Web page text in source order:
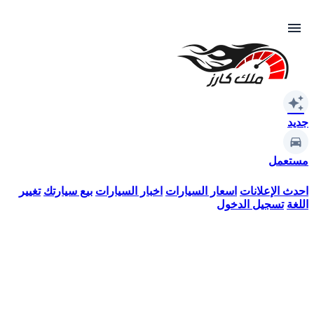
menu
auto_awesome
جديد
مستعمل
احدث الإعلانات اسعار السيارات اخبار السيارات بيع سيارتك تغيير
اللغة تسجيل الدخول